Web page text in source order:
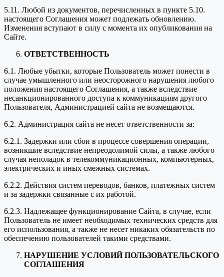
5.11. Любой из документов, перечисленных в пункте 5.10.
настоящего Соглашения может подлежать обновлению.
Изменения вступают в силу с момента их опубликования на
Сайте.
ОТВЕТСТВЕННОСТЬ
6.1. Любые убытки, которые Пользователь может понести в
случае умышленного или неосторожного нарушения любого
положения настоящего Соглашения, а также вследствие
несанкционированного доступа к коммуникациям другого
Пользователя, Администрацией сайта не возмещаются.
6.2. Администрация сайта не несет ответственности за:
6.2.1. Задержки или сбои в процессе совершения операции,
возникшие вследствие непреодолимой силы, а также любого
случая неполадок в телекоммуникационных, компьютерных,
электрических и иных смежных системах.
6.2.2. Действия систем переводов, банков, платежных систем
и за задержки связанные с их работой.
6.2.3. Надлежащее функционирование Сайта, в случае, если
Пользователь не имеет необходимых технических средств для
его использования, а также не несет никаких обязательств по
обеспечению пользователей такими средствами.
НАРУШЕНИЕ УСЛОВИЙ ПОЛЬЗОВАТЕЛЬСКОГО
СОГЛАШЕНИЯ